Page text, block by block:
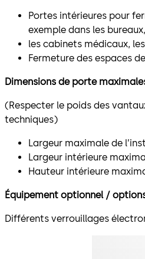
Portes intérieures pour
exemple dans les bureaux,
les cabinets médicaux,
Fermeture des espaces
Dimensions de porte
(Respecter le poids des
techniques)
Largeur maximale de
Largeur intérieure
Hauteur intérieure
Équipement optionnel /
Différents verrouillages